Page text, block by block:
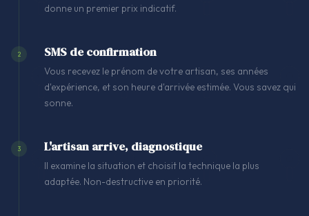
donne un premier prix indicatif.
2 SMS de confirmation
Vous recevez le prénom de votre artisan, ses années
d'expérience, et son heure d'arrivée estimée. Vous savez qui
sonne.
3 L'artisan arrive, diagnostique
Il examine la situation et choisit la technique la plus
adaptée. Non-destructive en priorité.